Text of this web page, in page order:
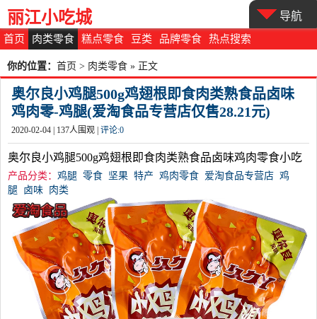
首页 肉类零食 糕点零食 豆类 品牌零食 热点搜索
丽江小吃城 导航
你的位置： 首页 > 肉类零食 » 正文
奥尔良小鸡腿500g鸡翅根即食肉类熟食品卤味
鸡肉零-鸡腿(爱淘食品专营店仅售28.21元)
2020-02-04 | 137人围观 | 评论:0
奥尔良小鸡腿500g鸡翅根即食肉类熟食品卤味鸡肉零食小吃
产品分类： 鸡腿 零食 坚果 特产 鸡肉零食 爱淘食品专营店 鸡
腿
卤味 肉类